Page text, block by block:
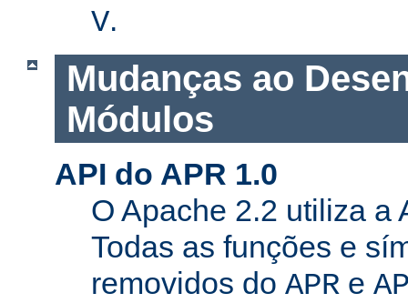
V.
Mudanças ao
Módulos
API do APR 1.0
O Apache 2.2 utiliza a
Todas as funções e
removidos do APR e